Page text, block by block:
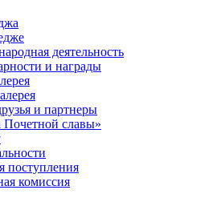
деятельность
и награды
и партнеры
Почетной славы»
поступления
комиссия